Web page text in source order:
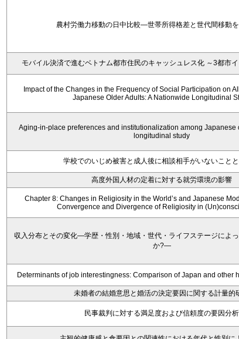
農村労働力移動の日中比較―世帯所得格差と世代間移動
モバイル決済で進むベトナム都市住民のキャッシュレス化 ～3都市
Impact of the Changes in the Frequency of Social Participation on
Japanese Older Adults: A Nationwide Longitudinal
Aging-in-place preferences and institutionalization among Japanese
longitudinal study
学校でのいじめ被害と成人後に相談相手がいないこと
高度外国人材の定着に対する就労環境の影響
Chapter 8: Changes in Religiosity in the World’s and Japanese
Convergence and Divergence of Religiosity in
収入分布とその変化―学歴・性別・地域・世代・ライフステージによ
か?―
Determinants of job interestingness: Comparison of Japan and other
未婚者の結婚意思と婚活の決定要因に関する計量的
民事裁判に対する満足度および信頼度の要因分析